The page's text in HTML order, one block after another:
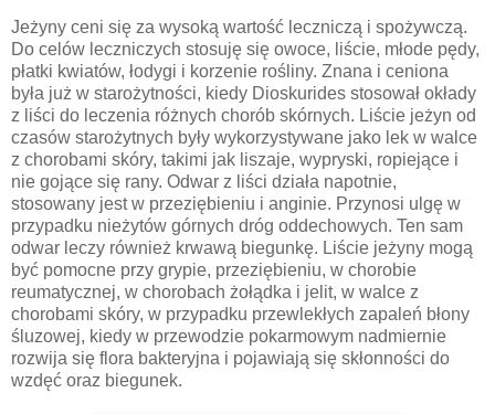
Jeżyny ceni się za wysoką wartość leczniczą i spożywczą.
Do celów leczniczych stosuję się owoce, liście, młode pędy,
płatki kwiatów, łodygi i korzenie rośliny. Znana i ceniona
była już w starożytności, kiedy Dioskurides stosował okłady
z liści do leczenia różnych chorób skórnych. Liście jeżyn od
czasów starożytnych były wykorzystywane jako lek w walce
z chorobami skóry, takimi jak liszaje, wypryski, ropiejące i
nie gojące się rany. Odwar z liści działa napotnie,
stosowany jest w przeziębieniu i anginie. Przynosi ulgę w
przypadku nieżytów górnych dróg oddechowych. Ten sam
odwar leczy również krwawą biegunkę. Liście jeżyny mogą
być pomocne przy grypie, przeziębieniu, w chorobie
reumatycznej, w chorobach żołądka i jelit, w walce z
chorobami skóry, w przypadku przewlekłych zapaleń błony
śluzowej, kiedy w przewodzie pokarmowym nadmiernie
rozwija się flora bakteryjna i pojawiają się skłonności do
wzdęć oraz biegunek.